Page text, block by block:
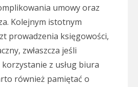
umowy oraz
Kolejnym istotnym
prowadzenia księgowości,
zwłaszcza jeśli
z usług biura
również pamiętać o